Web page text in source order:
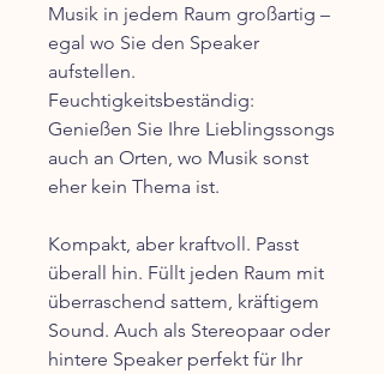
Musik in jedem Raum großartig –
egal wo Sie den Speaker
aufstellen.
Feuchtigkeitsbeständig:
Genießen Sie Ihre Lieblingssongs
auch an Orten, wo Musik sonst
eher kein Thema ist.
Kompakt, aber kraftvoll. Passt
überall hin. Füllt jeden Raum mit
überraschend sattem, kräftigem
Sound. Auch als Stereopaar oder
hintere Speaker perfekt für Ihr